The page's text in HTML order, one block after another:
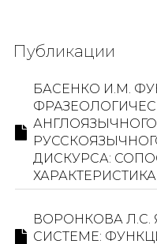
Публикации
БАСЕНКО И.М.
АНГЛОЯЗЫЧНОГО
ДИСКУРСА:
ВОРОНКОВА Л.С.
СИСТЕМЕ: